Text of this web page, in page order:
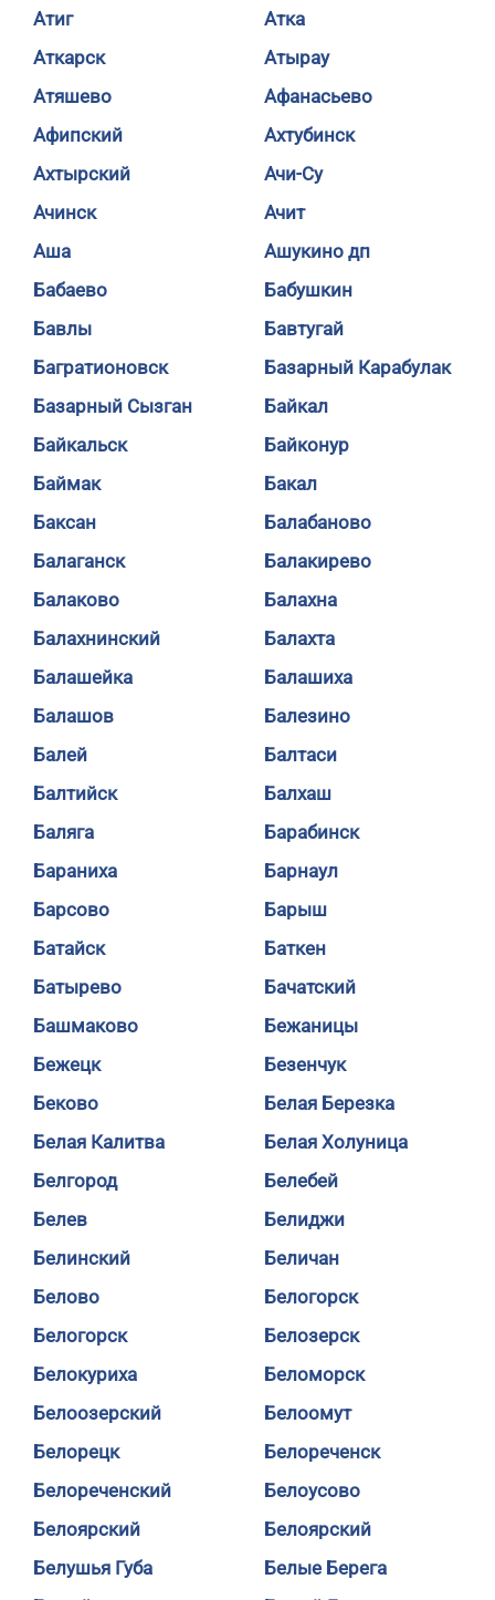
Атиг
Атка
Аткарск
Атырау
Атяшево
Афанасьево
Афипский
Ахтубинск
Ахтырский
Ачи-Су
Ачинск
Ачит
Аша
Ашукино дп
Бабаево
Бабушкин
Бавлы
Бавтугай
Багратионовск
Базарный Карабулак
Базарный Сызган
Байкал
Байкальск
Байконур
Баймак
Бакал
Баксан
Балабаново
Балаганск
Балакирево
Балаково
Балахна
Балахнинский
Балахта
Балашейка
Балашиха
Балашов
Балезино
Балей
Балтаси
Балтийск
Балхаш
Баляга
Барабинск
Бараниха
Барнаул
Барсово
Барыш
Батайск
Баткен
Батырево
Бачатский
Башмаково
Бежаницы
Бежецк
Безенчук
Беково
Белая Березка
Белая Калитва
Белая Холуница
Белгород
Белебей
Белев
Белиджи
Белинский
Беличан
Белово
Белогорск
Белогорск
Белозерск
Белокуриха
Беломорск
Белоозерский
Белоомут
Белорецк
Белореченск
Белореченский
Белоусово
Белоярский
Белоярский
Белушья Губа
Белые Берега